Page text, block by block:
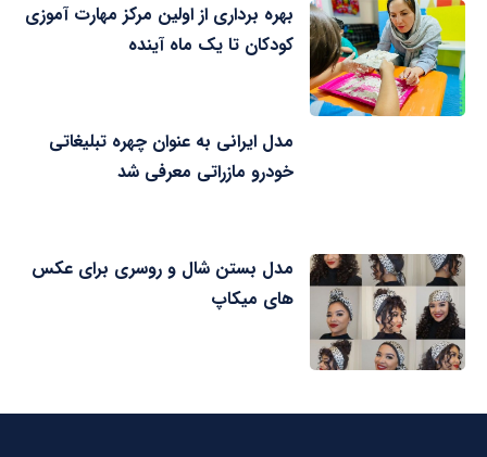
بهره برداری از اولین مرکز مهارت آموزی
کودکان تا یک ماه آینده
مدل ایرانی به عنوان چهره تبلیغاتی
خودرو مازراتی معرفی شد
مدل بستن شال و روسری برای عکس
های میکاپ